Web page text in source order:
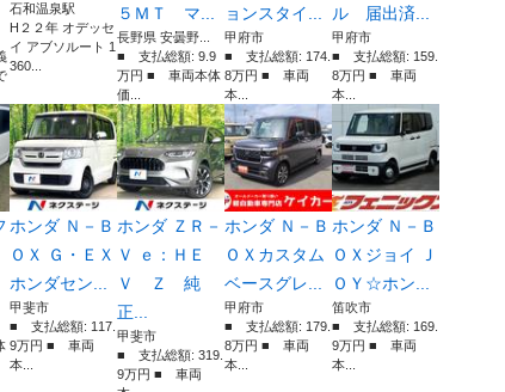
石和温泉駅
H２２年 オデッセ
イ アブソルート 1
360...
５ＭＴ マ...
長野県 安曇野...
■ 支払総額: 9.9
万円 ■ 車両本体
価...
ョンスタイ...
甲府市
■ 支払総額: 174.
8万円 ■ 車両
本...
ル 届出済...
甲府市
■ 支払総額: 159.
8万円 ■ 車両
本...
ホンダ Ｎ－Ｂ
ＯＸ Ｇ・ＥＸ
ホンダセン...
甲斐市
■ 支払総額: 117.
9万円 ■ 車両
本...
ホンダ ＺＲ－
Ｖ ｅ：ＨＥ
Ｖ Ｚ 純
正...
甲斐市
■ 支払総額: 319.
9万円 ■ 車両
ホンダ Ｎ－Ｂ
ＯＸカスタム
ベースグレ...
甲府市
■ 支払総額: 179.
8万円 ■ 車両
本...
ホンダ Ｎ－Ｂ
ＯＸジョイ Ｊ
ＯＹ☆ホン...
笛吹市
■ 支払総額: 169.
9万円 ■ 車両
本...